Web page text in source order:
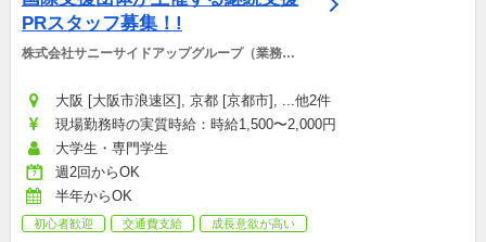
PRスタッフ募集！!
株式会社サニーサイドアップグループ（業務運
大阪 [大阪市浪速区], 京都 [京都市], ...他2件
現場勤務時の実質時給：時給1,500〜2,000円
大学生・専門学生
週2回からOK
半年からOK
初心者歓迎 交通費支給 成長意欲が高い